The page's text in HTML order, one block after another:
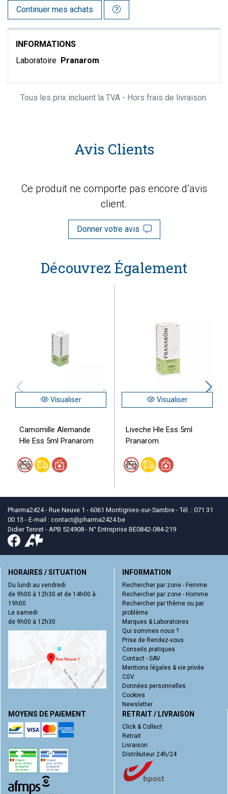
Continuer mes achats
INFORMATIONS
Laboratoire Pranarom
Tous les prix incluent la TVA - Hors frais de livraison.
Avis Clients
Ce produit ne comporte pas encore d’avis
client.
Donner votre avis
Découvrez Également
Visualiser
Camomille Alemande
Hle Ess 5ml Pranarom
Visualiser
Liveche Hle Ess 5ml
Pranarom
Pharma2424 - Rue Neuve 1 - 6061 Montignies-sur-Sambre - Tél. : 071 31
00 13 - E-mail : contact@pharma2424.be
Didier Tenret - APB 524908 - N° Entreprise BE0842-084-219
HORAIRES / SITUATION
Du lundi au vendredi
de 9h00 à 12h30 et de 14h00 à
19h00
Le samedi
de 9h00 à 12h30
INFORMATION
Rechercher par zone - Femme
Rechercher par zone - Homme
Rechercher par thème ou par
problème
Marques & Laboratoires
Qui sommes nous ?
Prise de Rendez-vous
Conseils pratiques
Contact - SAV
Mentions légales & vie privée
CGV
Données personnelles
Cookies
Newsletter
MOYENS DE PAIEMENT RETRAIT / LIVRAISON
Click & Collect
Retrait
Livraison
Distributeur 24h/24